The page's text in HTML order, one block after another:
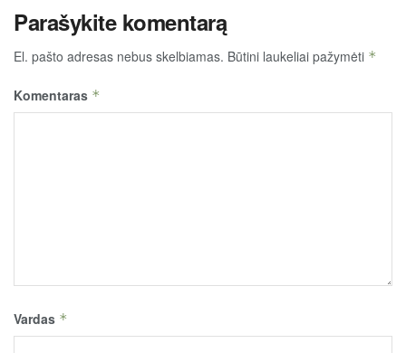
Parašykite komentarą
El. pašto adresas nebus skelbiamas. Būtini laukeliai pažymėti *
Komentaras *
Vardas *